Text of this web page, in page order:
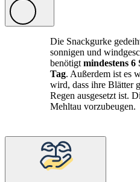
Die Snackgurke
sonnigen und
benötigt mindestens
Tag. Außerdem ist es
wird, dass ihre Blätter
Regen ausgesetzt ist.
Mehltau vorzubeugen.